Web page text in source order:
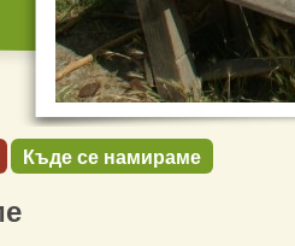
Къде се намираме